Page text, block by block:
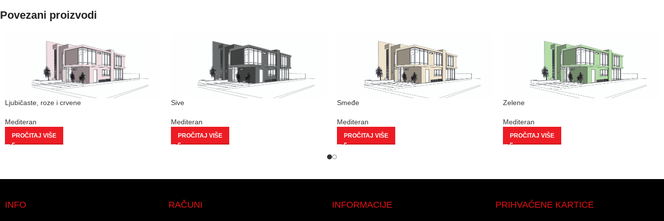
Povezani proizvodi
Ljubičaste, roze i crvene
Mediteran
PROČITAJ VIŠE
Sive
Mediteran
PROČITAJ VIŠE
Smeđe
Mediteran
PROČITAJ VIŠE
Zelene
Mediteran
PROČITAJ VIŠE
INFO RAČUNI INFORMACIJE PRIHVAĆENE KARTICE